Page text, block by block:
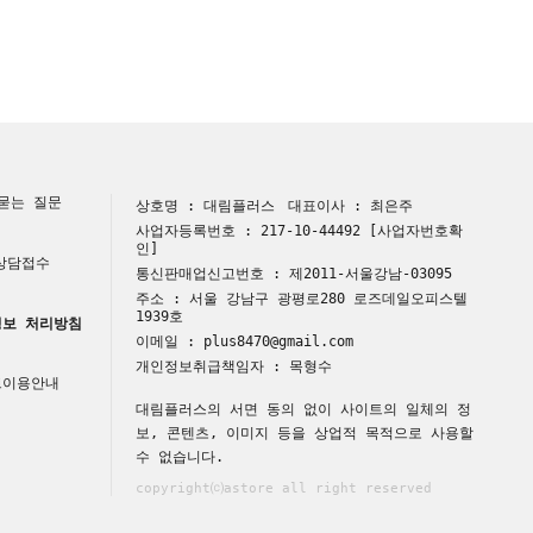
는 질문
담접수
보 처리방침
용안내
상호명 : 대림플러스
대표이사 : 최은주
사업자등록번호 : 217-10-44492
[사업자번호확
인]
통신판매업신고번호 : 제2011-서울강남-03095
주소 : 서울 강남구 광평로280 로즈데일오피스텔
1939호
이메일 : plus8470@gmail.com
개인정보취급책임자 : 목형수
대림플러스의 서면 동의 없이 사이트의 일체의 정
보, 콘텐츠, 이미지 등을 상업적 목적으로 사용할
수 없습니다.
copyright⒞astore all right reserved